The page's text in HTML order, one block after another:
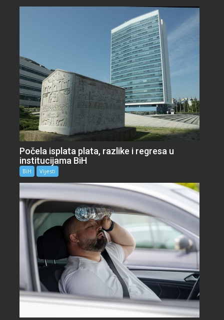
Počela isplata plata, razlike i regresa u
institucijama BiH
BiH Vijesti